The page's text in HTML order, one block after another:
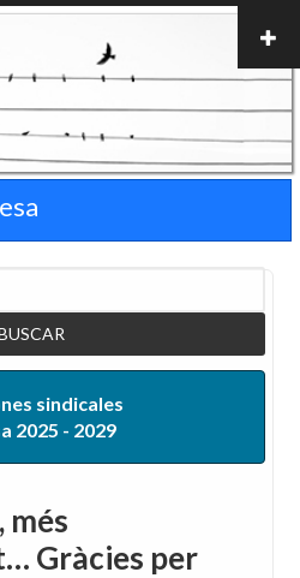
sindicales
2025 - 2029
més
Gràcies per